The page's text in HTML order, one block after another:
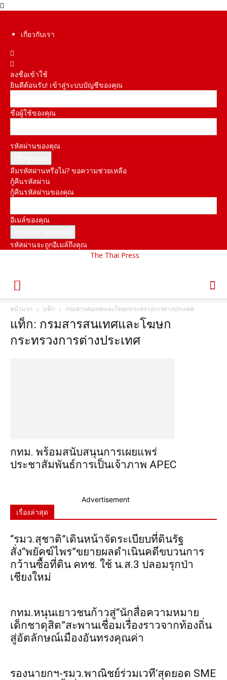
เกี่ยวกับเรา
ลงชื่อเข้าใช้
ยินดีต้อนรับ! เข้าสู่ระบบบัญชีของคุณ
ชื่อผู้ใช้ของคุณ
รหัสผ่านของคุณ
ลืมรหัสผ่านหรือไม่? ขอความช่วยเหลือ
กู้คืนรหัสผ่าน
กู้คืนรหัสผ่านของคุณ
อีเมล์ของคุณ
รหัสผ่านจะถูกอีเมล์ถึงคุณ
The Thai Press
หน้าแรก แท็ก กรมสารสนเทศและโฆษกกระทรวงการต่างประเทศ
แท็ก: กรมสารสนเทศและโฆษก
กระทรวงการต่างประเทศ
กทม. พร้อมสนับสนุนการเผยแพร่
ประชาสัมพันธ์การเป็นเจ้าภาพ APEC
Advertisement
เรื่องล่าสุด
“รมว.สุชาติ”เดินหน้าจัดระเบียบที่ดินรัฐ
สั่ง“พยัคฆ์ไพร”ขยายผลดำเนินคดีขบวนการ
กว้านซื้อที่ดิน คทช. ใช้ น.ส.3 ปลอมรุกป่า
เชียงใหม่
กทม.หนุนเยาวชนก้าวสู่“นักสื่อความหมาย
เด็กชาดุสิต”สะพานเชื่อมเรื่องราวจากท้องถิ่น
สู่อัตลักษณ์เมืองอันทรงคุณค่า
รองนายกฯ-รมว.พาณิชย์ร่วมเวที‘สุดยอด SME